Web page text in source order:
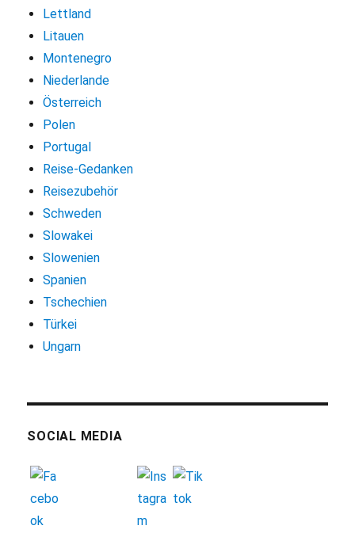
Lettland
Litauen
Montenegro
Niederlande
Österreich
Polen
Portugal
Reise-Gedanken
Reisezubehör
Schweden
Slowakei
Slowenien
Spanien
Tschechien
Türkei
Ungarn
SOCIAL MEDIA